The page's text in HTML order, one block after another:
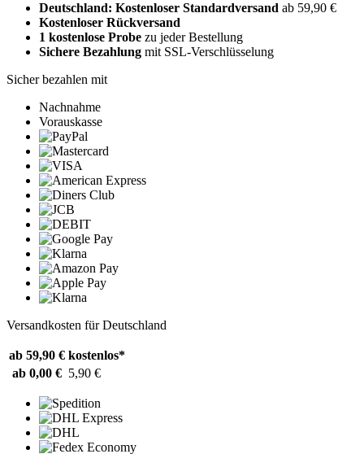
Deutschland: Kostenloser Standardversand ab 59,90 €
Kostenloser Rückversand
1 kostenlose Probe zu jeder Bestellung
Sichere Bezahlung mit SSL-Verschlüsselung
Sicher bezahlen mit
Nachnahme
Vorauskasse
Versandkosten für Deutschland
ab 59,90 € kostenlos*
ab 0,00 € 5,90 €